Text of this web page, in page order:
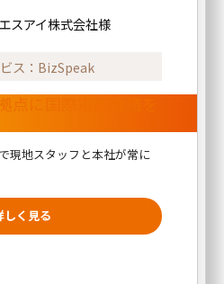
スアイ株式会社様
ス：BizSpeak
点に国際電話会議を
現地スタッフと本社が常に